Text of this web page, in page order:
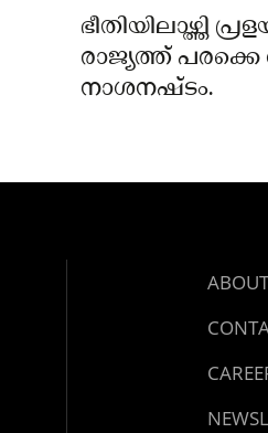
ഭീതിയിലാഴ്ത്തി
രാജ്യത്ത്
നാശനഷ്ടം.